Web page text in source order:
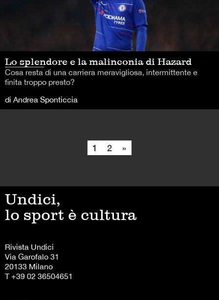
Lo splendore e la malinconia di Hazard
Cosa resta di una carriera meravigliosa, intermittente e
finita troppo presto?
di Andrea Sponticcia
1 2 »
Undici,
lo sport è cultura
Rivista Undici
Via Garofalo 31
20133 Milano
T +39 02 36504651